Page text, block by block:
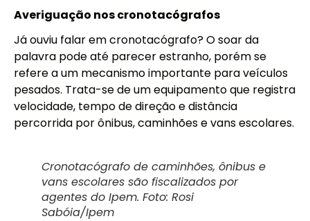
Averiguação nos cronotacógrafos
Já ouviu falar em cronotacógrafo? O soar da
palavra pode até parecer estranho, porém se
refere a um mecanismo importante para veículos
pesados. Trata-se de um equipamento que registra
velocidade, tempo de direção e distância
percorrida por ônibus, caminhões e vans escolares.
Cronotacógrafo de caminhões, ônibus e
vans escolares são fiscalizados por
agentes do Ipem. Foto: Rosi
Sabóia/Ipem